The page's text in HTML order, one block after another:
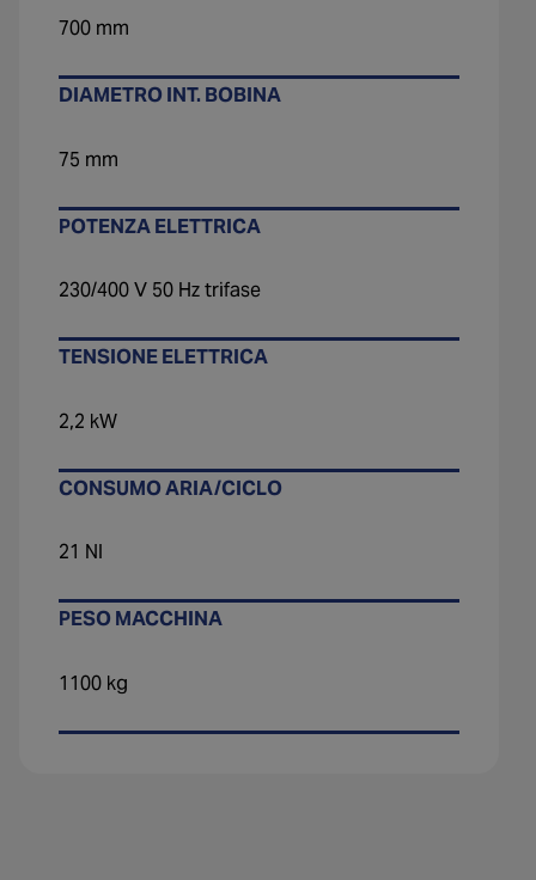
700 mm
DIAMETRO INT. BOBINA
75 mm
POTENZA ELETTRICA
230/400 V 50 Hz trifase
TENSIONE ELETTRICA
2,2 kW
CONSUMO ARIA/CICLO
21 NI
PESO MACCHINA
1100 kg